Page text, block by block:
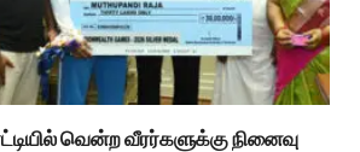
வென்ற வீரர்களுக்கு நினைவு